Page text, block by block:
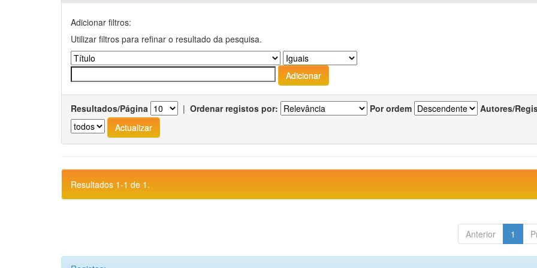
Adicionar filtros:
Utilizar filtros para refinar o resultado da pesquisa.
Resultados/Página | Ordenar registos por: Por ordem Autores/
Resultados 1-1 de 1.
Anterior 1